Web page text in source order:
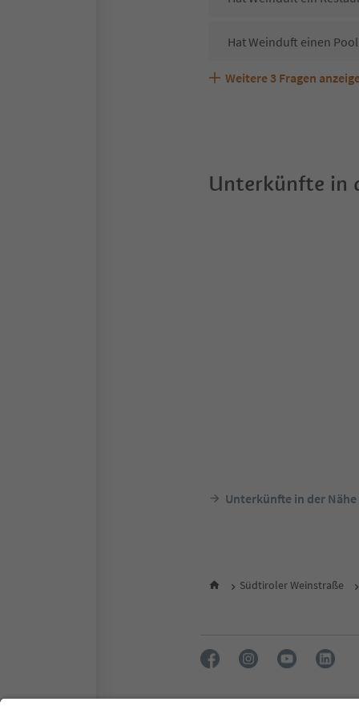
Hat Weinduft einen
Sind Haustiere in der
Welche Services bietet
Weitere 3 Fragen
Unterkünfte in
Unterkünfte in der Nähe
Südtiroler Weinstraße